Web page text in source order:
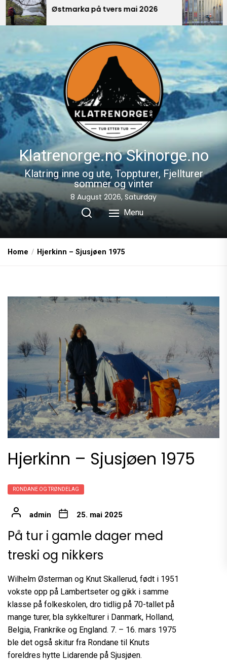
Skip
to
content
mai 2026 Skirens 2026
Klatrenorge.no Skinorge.no
Klatring inne og ute, Toppturer, Fjellturer
sommer og vinter
8 August 2026, Saturday
Menu
Home Hjerkinn – Sjusjøen 1975
Hjerkinn – Sjusjøen 1975
RONDANE OG TRØNDELAG
admin 25. mai 2025
På tur i gamle dager med
treski og nikkers
Wilhelm Østerman og Knut Skallerud, født i 1951
vokste opp på Lambertseter og gikk i samme
klasse på folkeskolen, dro tidlig på 70-tallet på
mange turer, bla sykkelturer i Danmark, Holland,
Belgia, Frankrike og England. 7. – 16. mars 1975
ble det også skitur fra Rondane til Knuts
foreldres hytte Lidarende på Sjusjøen.